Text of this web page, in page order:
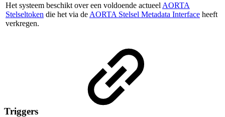
Het systeem beschikt over een voldoende actueel AORTA
Stelseltoken die het via de AORTA Stelsel Metadata Interface heeft
verkregen.
Triggers